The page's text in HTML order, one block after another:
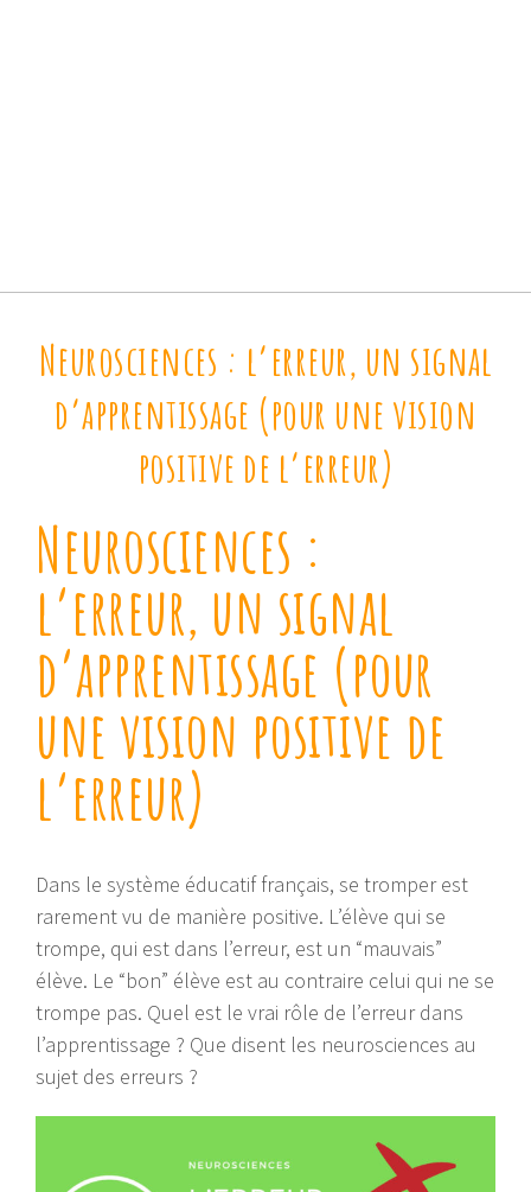
Neurosciences : l’erreur, un signal
d’apprentissage (pour une vision
positive de l’erreur)
Neurosciences :
l’erreur, un signal
d’apprentissage (pour
une vision positive de
l’erreur)
Dans le système éducatif français, se tromper est
rarement vu de manière positive. L’élève qui se
trompe, qui est dans l’erreur, est un “mauvais”
élève. Le “bon” élève est au contraire celui qui ne se
trompe pas. Quel est le vrai rôle de l’erreur dans
l’apprentissage ? Que disent les neurosciences au
sujet des erreurs ?